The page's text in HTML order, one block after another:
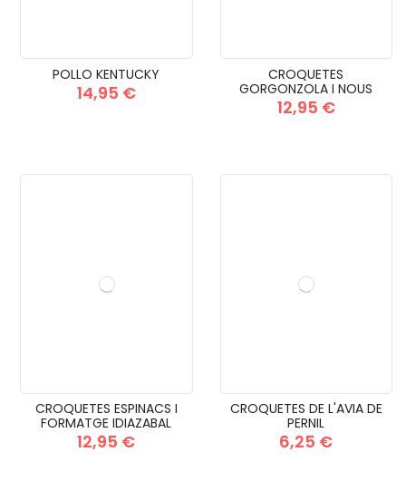
POLLO KENTUCKY
14,95 €
CROQUETES
GORGONZOLA I NOUS
12,95 €
CROQUETES ESPINACS I
FORMATGE IDIAZABAL
12,95 €
CROQUETES DE L'AVIA DE
PERNIL
6,25 €